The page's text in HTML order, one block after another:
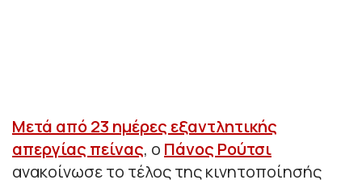
Μετά από 23 ημέρες εξαντλητικής
απεργίας πείνας, ο Πάνος Ρούτσι
ανακοίνωσε το τέλος της κινητοποίησής